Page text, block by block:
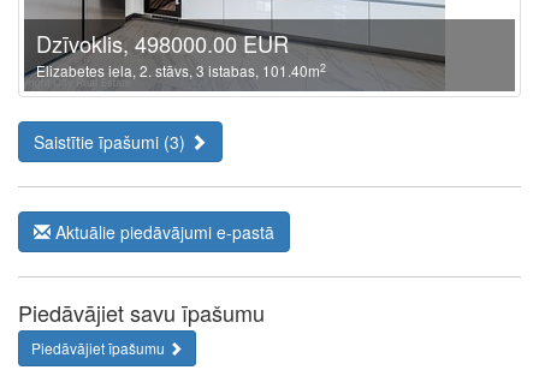
Dzīvoklis, 498000.00 EUR
Elizabetes iela, 2. stāvs, 3 istabas, 101.40m2
Saistītie īpašumi (3)
Aktuālie piedāvājumi e-pastā
Piedāvājiet savu īpašumu
Piedāvājiet īpašumu